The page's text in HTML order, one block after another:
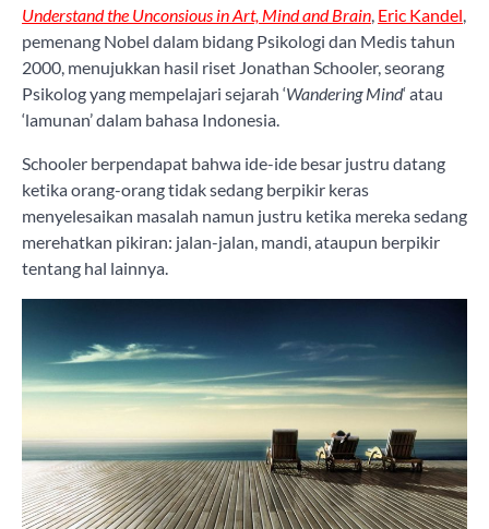
Understand the Unconsious in Art, Mind and Brain, Eric Kandel,
pemenang Nobel dalam bidang Psikologi dan Medis tahun
2000, menujukkan hasil riset Jonathan Schooler, seorang
Psikolog yang mempelajari sejarah ‘Wandering Mind‘ atau
‘lamunan’ dalam bahasa Indonesia.
Schooler berpendapat bahwa ide-ide besar justru datang
ketika orang-orang tidak sedang berpikir keras
menyelesaikan masalah namun justru ketika mereka sedang
merehatkan pikiran: jalan-jalan, mandi, ataupun berpikir
tentang hal lainnya.